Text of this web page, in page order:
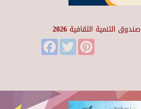
التنمية الثقافية 2026
FacebookTwitter